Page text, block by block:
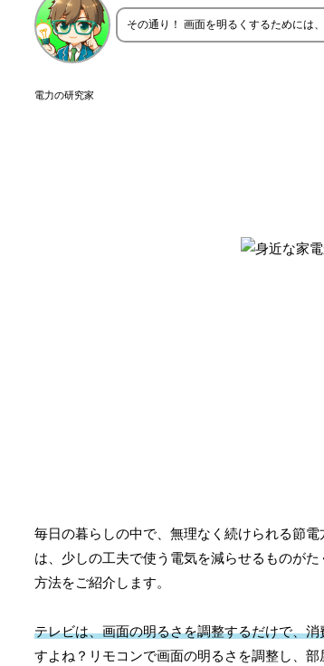
電力の研究家
その通り！ 画面を明るくするためには
毎日の暮らしの中で、無理なく続けられる節
は、少しの工夫で使う電気を減らせるものが
方法をご紹介します。
テレビは、画面の明るさを調整するだけで、
すよね？リモコンで画面の明るさを調整し、